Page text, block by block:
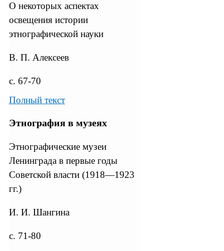
О некоторых аспектах
освещения истории
этнографической науки
В. П. Алексеев
с. 67-70
Полный текст
Этнография в музеях
Этнографические музеи
Ленинграда в первые годы
Советской власти (1918—1923
гг.)
И. И. Шангина
с. 71-80